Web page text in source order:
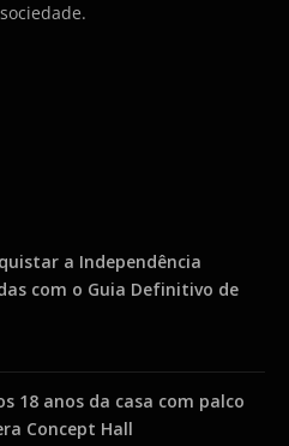
a Independência
com o Guia Definitivo de
18 anos da casa com palco
Concept Hall